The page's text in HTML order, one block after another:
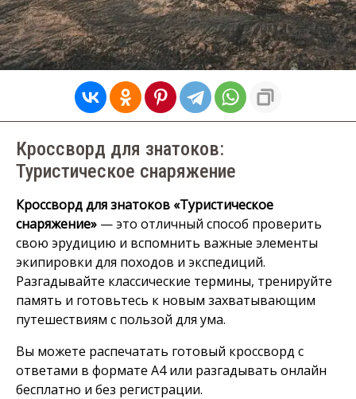
Кроссворд для знатоков:
Туристическое снаряжение
Кроссворд для знатоков «Туристическое
снаряжение» — это отличный способ проверить
свою эрудицию и вспомнить важные элементы
экипировки для походов и экспедиций.
Разгадывайте классические термины, тренируйте
память и готовьтесь к новым захватывающим
путешествиям с пользой для ума.
Вы можете распечатать готовый кроссворд с
ответами в формате А4 или разгадывать онлайн
бесплатно и без регистрации.